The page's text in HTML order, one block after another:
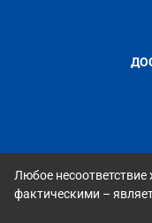
Любое несоответствие
фактическими –